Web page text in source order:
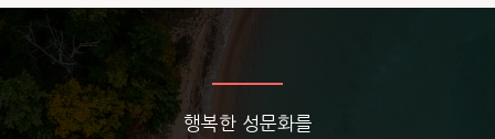
행복한 성문화를